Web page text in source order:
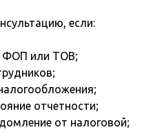
если:
ФОП или ТОВ;
отчетности;
от налоговой;